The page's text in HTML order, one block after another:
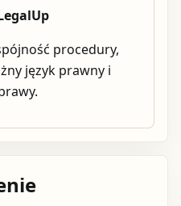
procedury,
język prawny i